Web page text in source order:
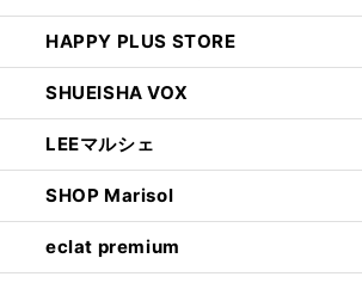
HAPPY PLUS STORE
SHUEISHA VOX
LEEマルシェ
SHOP Marisol
eclat premium